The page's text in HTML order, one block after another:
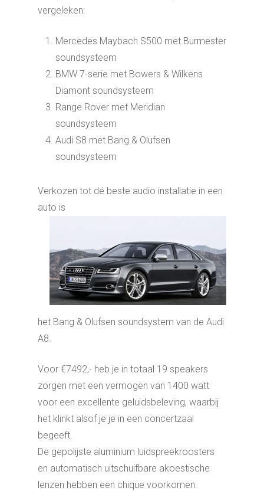
vergeleken:
Mercedes Maybach S500 met Burmester
soundsysteem
BMW 7-serie met Bowers & Wilkens
Diamont soundsysteem
Range Rover met Meridian
soundsysteem
Audi S8 met Bang & Olufsen
soundsysteem
Verkozen tot dé beste audio installatie in een
auto is
het Bang & Olufsen soundsystem van de Audi
A8.
Voor €7492,- heb je in totaal 19 speakers
zorgen met een vermogen van 1400 watt
voor een excellente geluidsbeleving, waarbij
het klinkt alsof je je in een concertzaal
begeeft.
De gepolijste aluminium luidspreekroosters
en automatisch uitschuifbare akoestische
lenzen hebben een chique voorkomen.